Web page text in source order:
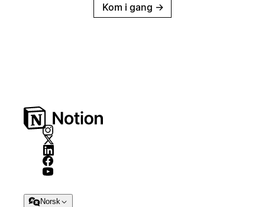
Kom i gang →
Norsk